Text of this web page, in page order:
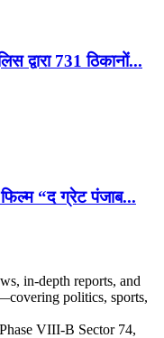
द्वारा 731 ठिकानों...
फिल्म “द ग्रेट पंजाब...
in-depth reports, and
politics, sports,
VIII-B Sector 74,